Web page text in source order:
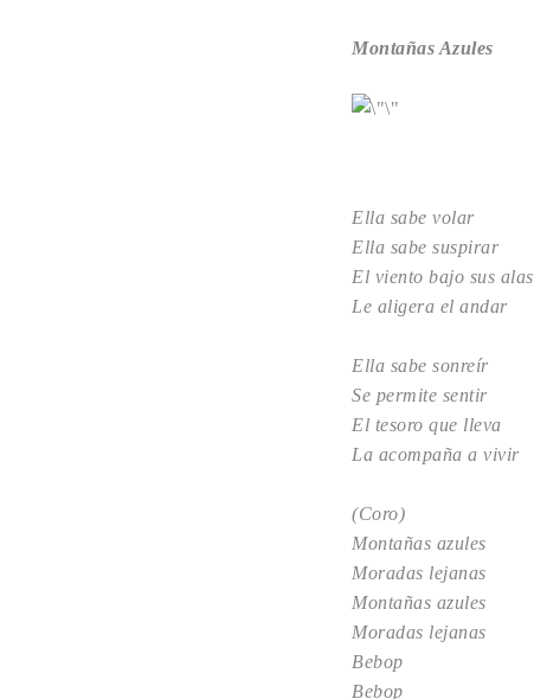
Montañas Azules
Ella sabe volar
Ella sabe suspirar
El viento bajo sus alas
Le aligera el andar
Ella sabe sonreír
Se permite sentir
El tesoro que lleva
La acompaña a vivir
(Coro)
Montañas azules
Moradas lejanas
Montañas azules
Moradas lejanas
Bebop
Bebop